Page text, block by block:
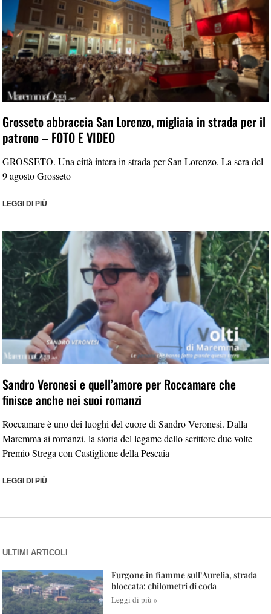
Grosseto abbraccia San Lorenzo, migliaia in strada per il
patrono – FOTO E VIDEO
GROSSETO. Una città intera in strada per San Lorenzo. La sera del
9 agosto Grosseto
LEGGI DI PIÙ
Sandro Veronesi e quell’amore per Roccamare che
finisce anche nei suoi romanzi
Roccamare è uno dei luoghi del cuore di Sandro Veronesi. Dalla
Maremma ai romanzi, la storia del legame dello scrittore due volte
Premio Strega con Castiglione della Pescaia
LEGGI DI PIÙ
ULTIMI ARTICOLI
Furgone in fiamme sull’Aurelia, strada
bloccata: chilometri di coda
Leggi di più »